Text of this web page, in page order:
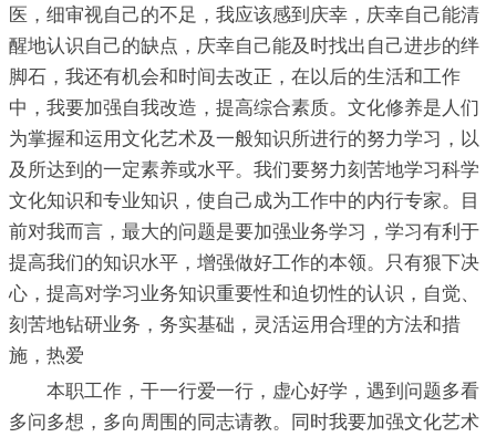
医，细审视自己的不足，我应该感到庆幸，庆幸自己能清
醒地认识自己的缺点，庆幸自己能及时找出自己进步的绊
脚石，我还有机会和时间去改正，在以后的生活和工作
中，我要加强自我改造，提高综合素质。文化修养是人们
为掌握和运用文化艺术及一般知识所进行的努力学习，以
及所达到的一定素养或水平。我们要努力刻苦地学习科学
文化知识和专业知识，使自己成为工作中的内行专家。目
前对我而言，最大的问题是要加强业务学习，学习有利于
提高我们的知识水平，增强做好工作的本领。只有狠下决
心，提高对学习业务知识重要性和迫切性的认识，自觉、
刻苦地钻研业务，务实基础，灵活运用合理的方法和措
施，热爱
本职工作，干一行爱一行，虚心好学，遇到问题多看
多问多想，多向周围的同志请教。同时我要加强文化艺术